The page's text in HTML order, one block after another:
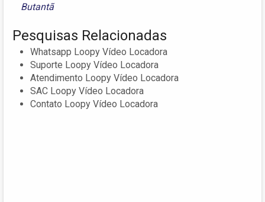
Butantã
Pesquisas Relacionadas
Whatsapp Loopy Vídeo Locadora
Suporte Loopy Vídeo Locadora
Atendimento Loopy Vídeo Locadora
SAC Loopy Vídeo Locadora
Contato Loopy Vídeo Locadora